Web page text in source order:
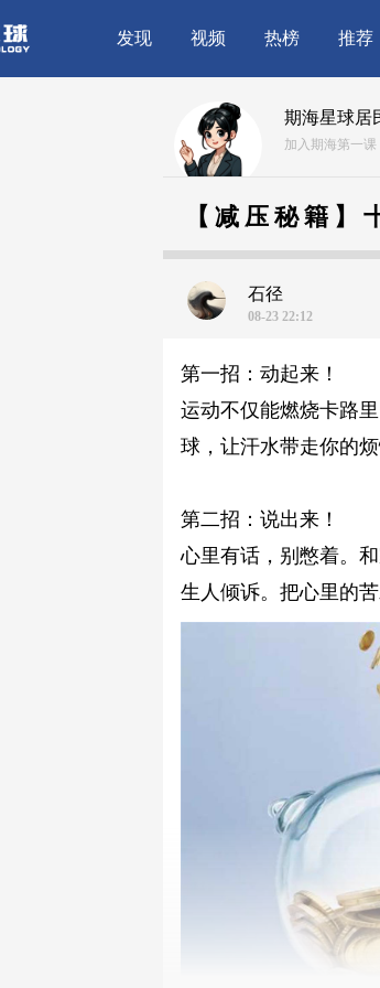
发现 视频 热榜 推荐
期海星球居
加入期海第一
【减压秘籍
石径
08-23 22:12
第一招：动起来！
运动不仅能燃烧卡路
球，让汗水带走你的
第二招：说出来！
心里有话，别憋着。
生人倾诉。把心里的